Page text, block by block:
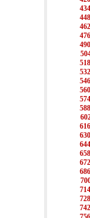
434
448
462
476
490
518
532
546
560
574
588
616
630
644
658
672
686
714
728
742